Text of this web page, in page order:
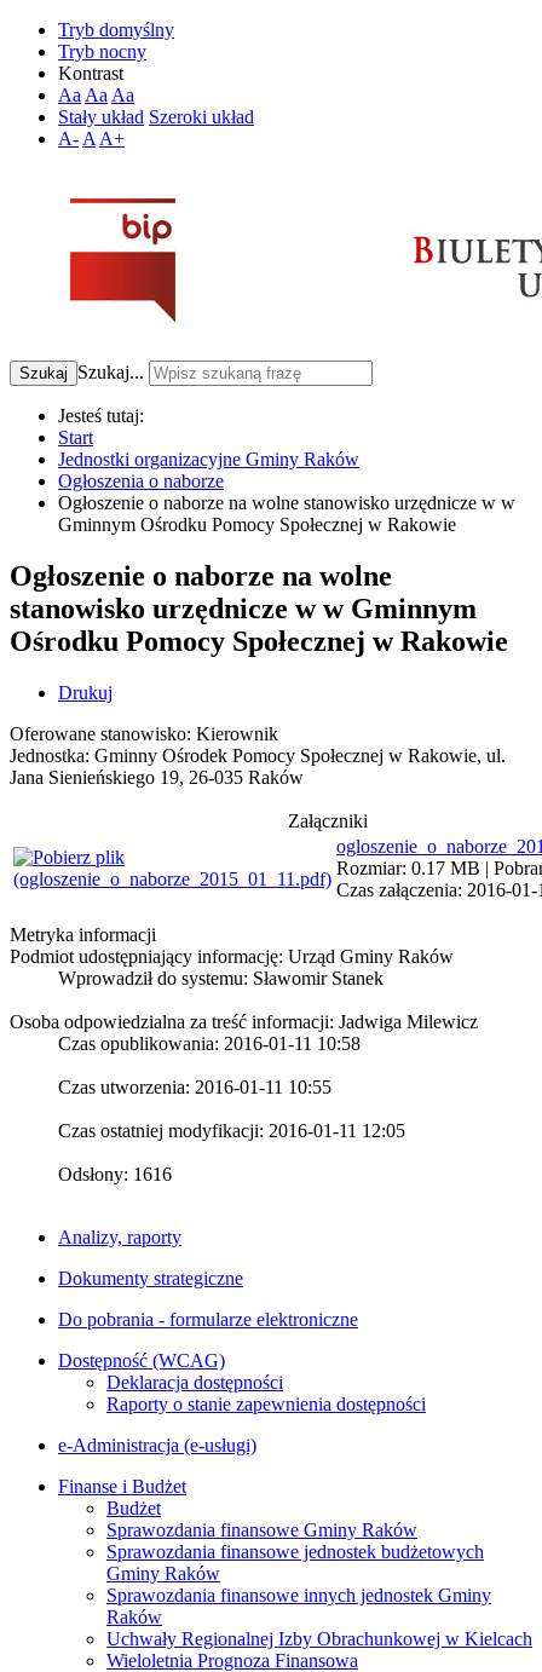
Tryb domyślny
Tryb nocny
Kontrast
Aa Aa Aa
Stały układ Szeroki układ
A- A A+
Szukaj Szukaj...
Jesteś tutaj:
Start
Jednostki organizacyjne Gminy Raków
Ogłoszenia o naborze
Ogłoszenie o naborze na wolne stanowisko urzędnicze w w
Gminnym Ośrodku Pomocy Społecznej w Rakowie
Ogłoszenie o naborze na wolne
stanowisko urzędnicze w w Gminnym
Ośrodku Pomocy Społecznej w Rakowie
Drukuj
Oferowane stanowisko: Kierownik
Jednostka: Gminny Ośrodek Pomocy Społecznej w Rakowie, ul.
Jana Sienieńskiego 19, 26-035 Raków
Załączniki
Rozmiar: 0.17 MB |
Czas załączenia: 2016-
Metryka informacji
Podmiot udostępniający informację: Urząd Gminy Raków
Wprowadził do systemu: Sławomir Stanek
Osoba odpowiedzialna za treść informacji: Jadwiga Milewicz
Czas opublikowania: 2016-01-11 10:58
Czas utworzenia: 2016-01-11 10:55
Czas ostatniej modyfikacji: 2016-01-11 12:05
Odsłony: 1616
Analizy, raporty
Dokumenty strategiczne
Do pobrania - formularze elektroniczne
Dostępność (WCAG)
Deklaracja dostępności
Raporty o stanie zapewnienia dostępności
e-Administracja (e-usługi)
Finanse i Budżet
Budżet
Sprawozdania finansowe Gminy Raków
Sprawozdania finansowe jednostek budżetowych
Gminy Raków
Sprawozdania finansowe innych jednostek Gminy
Raków
Uchwały Regionalnej Izby Obrachunkowej w Kielcach
Wieloletnia Prognoza Finansowa